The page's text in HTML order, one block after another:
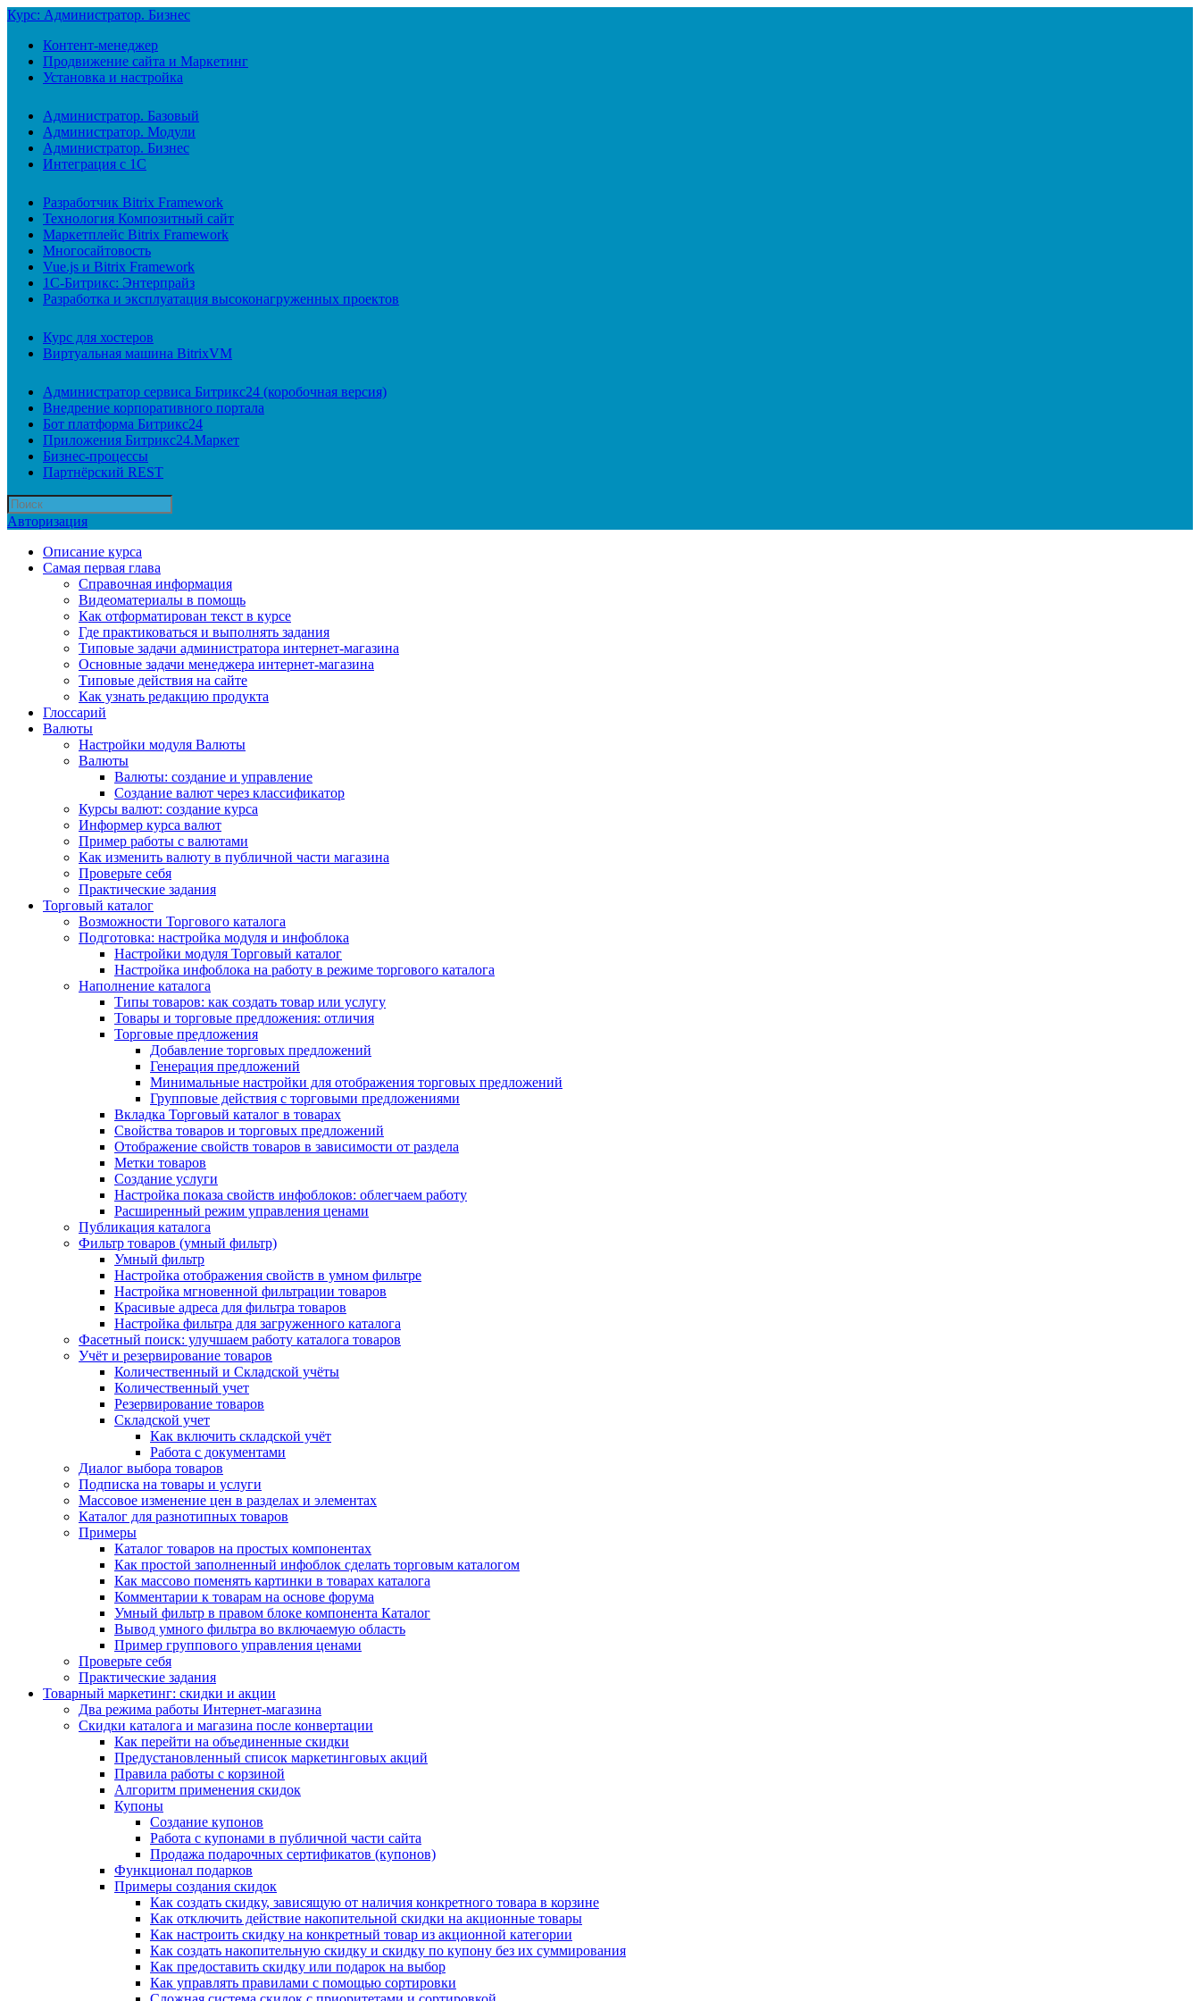
Курс: Администратор. Бизнес
Контент-менеджер
Продвижение сайта и Маркетинг
Установка и настройка
Администратор. Базовый
Администратор. Модули
Администратор. Бизнес
Интеграция с 1С
Разработчик Bitrix Framework
Технология Композитный сайт
Маркетплейс Bitrix Framework
Многосайтовость
Vue.js и Bitrix Framework
1С-Битрикс: Энтерпрайз
Разработка и эксплуатация высоконагруженных проектов
Курс для хостеров
Виртуальная машина BitrixVM
Администратор сервиса Битрикс24 (коробочная версия)
Внедрение корпоративного портала
Бот платформа Битрикс24
Приложения Битрикс24.Маркет
Бизнес-процессы
Партнёрский REST
Авторизация
Описание курса
Самая первая глава
Справочная информация
Видеоматериалы в помощь
Как отформатирован текст в курсе
Где практиковаться и выполнять задания
Типовые задачи администратора интернет-магазина
Основные задачи менеджера интернет-магазина
Типовые действия на сайте
Как узнать редакцию продукта
Глоссарий
Валюты
Настройки модуля Валюты
Валюты
Валюты: создание и управление
Создание валют через классификатор
Курсы валют: создание курса
Информер курса валют
Пример работы с валютами
Как изменить валюту в публичной части магазина
Проверьте себя
Практические задания
Торговый каталог
Возможности Торгового каталога
Подготовка: настройка модуля и инфоблока
Настройки модуля Торговый каталог
Настройка инфоблока на работу в режиме торгового каталога
Наполнение каталога
Типы товаров: как создать товар или услугу
Товары и торговые предложения: отличия
Торговые предложения
Добавление торговых предложений
Генерация предложений
Минимальные настройки для отображения торговых предложений
Групповые действия с торговыми предложениями
Вкладка Торговый каталог в товарах
Свойства товаров и торговых предложений
Отображение свойств товаров в зависимости от раздела
Метки товаров
Создание услуги
Настройка показа свойств инфоблоков: облегчаем работу
Расширенный режим управления ценами
Публикация каталога
Фильтр товаров (умный фильтр)
Умный фильтр
Настройка отображения свойств в умном фильтре
Настройка мгновенной фильтрации товаров
Красивые адреса для фильтра товаров
Настройка фильтра для загруженного каталога
Фасетный поиск: улучшаем работу каталога товаров
Учёт и резервирование товаров
Количественный и Складской учёты
Количественный учет
Резервирование товаров
Складской учет
Как включить складской учёт
Работа с документами
Диалог выбора товаров
Подписка на товары и услуги
Массовое изменение цен в разделах и элементах
Каталог для разнотипных товаров
Примеры
Каталог товаров на простых компонентах
Как простой заполненный инфоблок сделать торговым каталогом
Как массово поменять картинки в товарах каталога
Комментарии к товарам на основе форума
Умный фильтр в правом блоке компонента Каталог
Вывод умного фильтра во включаемую область
Пример группового управления ценами
Проверьте себя
Практические задания
Товарный маркетинг: скидки и акции
Два режима работы Интернет-магазина
Скидки каталога и магазина после конвертации
Как перейти на объединенные скидки
Предустановленный список маркетинговых акций
Правила работы с корзиной
Алгоритм применения скидок
Купоны
Создание купонов
Работа с купонами в публичной части сайта
Продажа подарочных сертификатов (купонов)
Функционал подарков
Примеры создания скидок
Как создать скидку, зависящую от наличия конкретного товара в корзине
Как отключить действие накопительной скидки на акционные товары
Как настроить скидку на конкретный товар из акционной категории
Как создать накопительную скидку и скидку по купону без их суммирования
Как предоставить скидку или подарок на выбор
Как управлять правилами с помощью сортировки